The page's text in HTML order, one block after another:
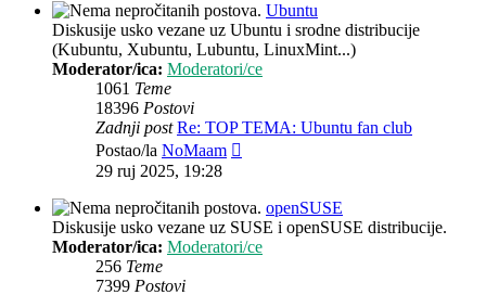
Ubuntu
Diskusije usko vezane uz Ubuntu i srodne distribucije
(Kubuntu, Xubuntu, Lubuntu, LinuxMint...)
Moderator/ica: Moderatori/ce
1061 Teme
18396 Postovi
Zadnji post Re: TOP TEMA: Ubuntu fan club
Postao/la NoMaam
29 ruj 2025, 19:28
openSUSE
Diskusije usko vezane uz SUSE i openSUSE distribucije.
Moderator/ica: Moderatori/ce
256 Teme
7399 Postovi